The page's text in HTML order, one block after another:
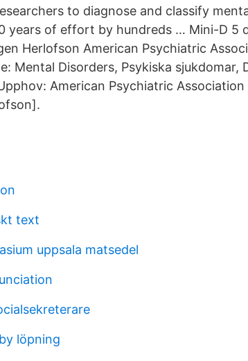
to diagnose and classify
years of effort by hundreds … Mini-D 5
Herlofson American Psychiatric
Mental Disorders, Psykiska sjukdomar,
American Psychiatric
text
uppsala matsedel
löpning